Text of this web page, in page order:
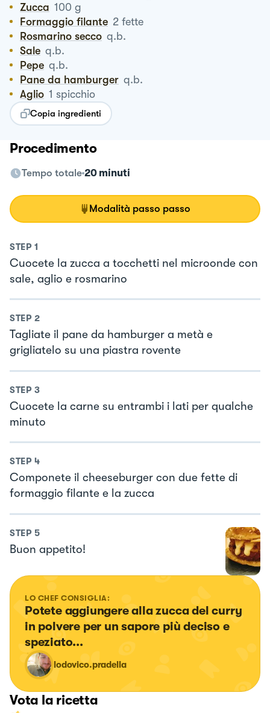
Zucca 100 g
Formaggio filante 2 fette
Rosmarino secco q.b.
Sale q.b.
Pepe q.b.
Pane da hamburger q.b.
Aglio 1 spicchio
Copia ingredienti
Procedimento
Tempo totale 20 minuti
Modalità passo passo
STEP 1
Cuocete la zucca a tocchetti nel microonde con
sale, aglio e rosmarino
STEP 2
Tagliate il pane da hamburger a metà e
grigliatelo su una piastra rovente
STEP 3
Cuocete la carne su entrambi i lati per qualche
minuto
STEP 4
Componete il cheeseburger con due fette di
formaggio filante e la zucca
STEP 5
Buon appetito!
LO CHEF CONSIGLIA:
Potete aggiungere alla zucca del curry
in polvere per un sapore più deciso e
speziato...
lodovico.pradella
Vota la ricetta